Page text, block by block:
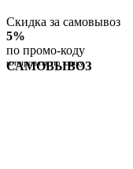
Скидка за самовывоз
5%
по промо-коду
копировать по клику
САМОВЫВОЗ